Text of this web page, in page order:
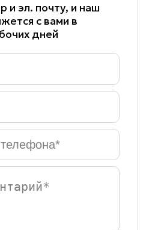
и эл. почту, и наш
с вами в
дней